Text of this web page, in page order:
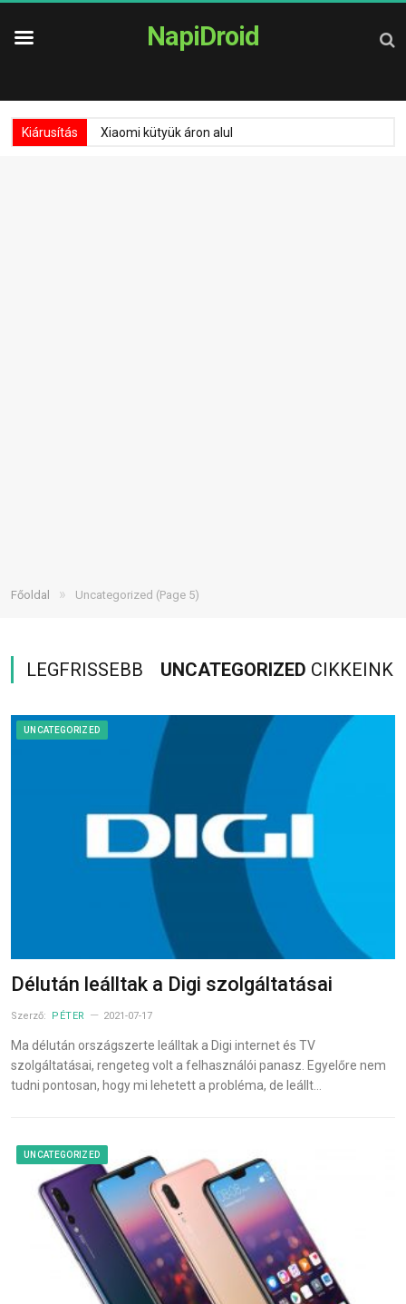
NapiDroid
Kiárusítás Xiaomi kütyük áron alul
Főoldal » Uncategorized (Page 5)
LEGFRISSEBB UNCATEGORIZED CIKKEINK
UNCATEGORIZED
Délután leálltak a Digi szolgáltatásai
Szerző: PÉTER 2021-07-17
Ma délután országszerte leálltak a Digi internet és TV
szolgáltatásai, rengeteg volt a felhasználói panasz. Egyelőre nem
tudni pontosan, hogy mi lehetett a probléma, de leállt…
UNCATEGORIZED